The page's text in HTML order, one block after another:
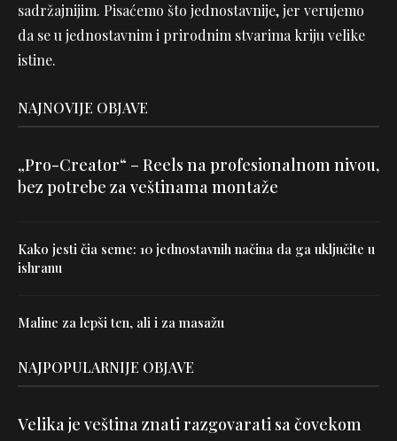
sadržajnijim. Pisaćemo što jednostavnije, jer verujemo
da se u jednostavnim i prirodnim stvarima kriju velike
istine.
NAJNOVIJE OBJAVE
„Pro-Creator“ – Reels na profesionalnom nivou,
bez potrebe za veštinama montaže
Kako jesti čia seme: 10 jednostavnih načina da ga uključite u
ishranu
Maline za lepši ten, ali i za masažu
NAJPOPULARNIJE OBJAVE
Velika je veština znati razgovarati sa čovekom